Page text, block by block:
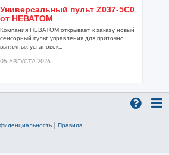
Универсальный пульт Z037-5C0
от НЕВАТОМ
Компания НЕВАТОМ открывает к заказу новый
сенсорный пульт управления для приточно-
вытяжных установок...
05 АВГУСТА 2026
расширения ...
| Правила